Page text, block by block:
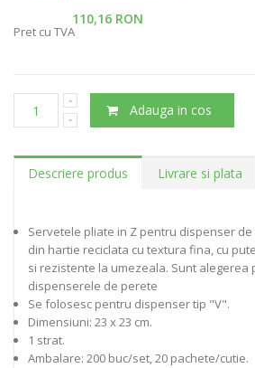
110,16 RON
Pret cu TVA
Adauga in cos
Descriere produs Livrare si plata
Servetele pliate in Z pentru dispenser
din hartie reciclata cu textura fina, cu
si rezistente la umezeala. Sunt alegerea
dispenserele de perete
Se folosesc pentru dispenser tip "V".
Dimensiuni: 23 x 23 cm.
1 strat.
Ambalare: 200 buc/set, 20 pachete/cutie.